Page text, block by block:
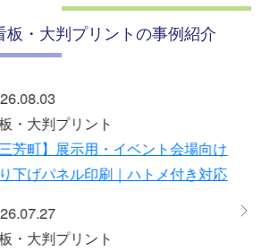
板・大判プリントの事例紹介
2026.07.21
看板・大判プリント
【草加市】賃貸物件名のステンレス切
り文字制作と設置事例 デザインから
2026.07.13
看板・大判プリント